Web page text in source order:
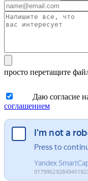
просто перетащите
Даю согласие
соглашением